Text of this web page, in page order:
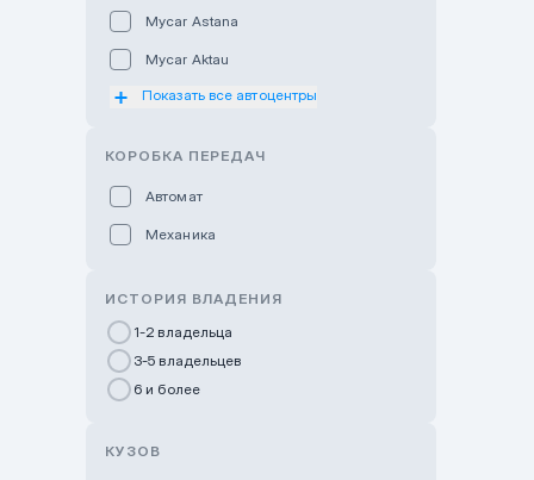
Mycar Astana
Mycar Aktau
Mycar Uralsk
GWM Nurly Zhol
Chery Astana
Показать все автоцентры
КОРОБКА ПЕРЕДАЧ
Автомат
Механика
ИСТОРИЯ ВЛАДЕНИЯ
1-2 владельца
3-5 владельцев
6 и более
КУЗОВ